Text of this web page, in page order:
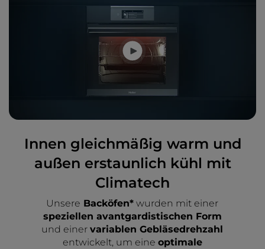
Innen gleichmäßig warm und
außen erstaunlich kühl mit
Climatech
Unsere Backöfen* wurden mit einer
speziellen avantgardistischen Form
und einervariablen Gebläsedrehzahl
entwickelt, um eine optimale